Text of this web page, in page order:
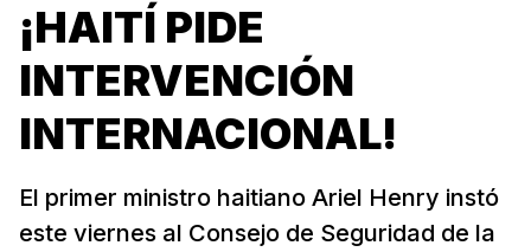
¡HAITÍ PIDE
INTERVENCIÓN
INTERNACIONAL!
El primer ministro haitiano Ariel Henry instó
este viernes al Consejo de Seguridad de la